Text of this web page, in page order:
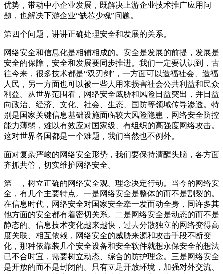
优势，带动中小企业发展，既解决上游企业技术推广应用问
题，也解决下游企业“缺芯少魂”问题。
第四个问题，讲讲正确处理安全和发展的关系。
网络安全和信息化是相辅相成的。安全是发展的前提，发展是
安全的保障，安全和发展要同步推进。我们一定要认识到，古
往今来，很多技术都是“双刃剑”，一方面可以造福社会、造福
人民，另一方面也可以被一些人用来损害社会公共利益和民众
利益。从世界范围看，网络安全威胁和风险日益突出，并日益
向政治、经济、文化、社会、生态、国防等领域传导渗透。特
别是国家关键信息基础设施面临较大风险隐患，网络安全防控
能力薄弱，难以有效应对国家级、有组织的高强度网络攻击。
这对世界各国都是一个难题，我们当然也不例外。
面对复杂严峻的网络安全形势，我们要保持清醒头脑，各方面
齐抓共管，切实维护网络安全。
第一，树立正确的网络安全观。理念决定行动。当今的网络安
全，有几个主要特点。一是网络安全是整体的而不是割裂的。
在信息时代，网络安全对国家安全牵一发而动全身，同许多其
他方面的安全都有着密切关系。二是网络安全是动态的而不是
静态的。信息技术变化越来越快，过去分散独立的网络变得高
度关联、相互依赖，网络安全的威胁来源和攻击手段不断变
化，那种依靠装几个安全设备和安全软件就想永保安全的想法
已不合时宜，需要树立动态、综合的防护理念。三是网络安全
是开放的而不是封闭的。只有立足开放环境，加强对外交流、